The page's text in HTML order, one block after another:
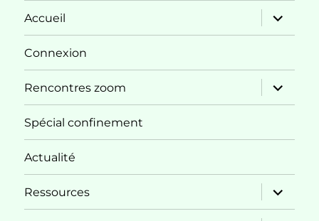
Accueil
ouvrir
le
sous-
Connexion
Rencontres zoom
ouvrir
le
sous-
Spécial confinement
Actualité
Ressources
ouvrir
le
sous-